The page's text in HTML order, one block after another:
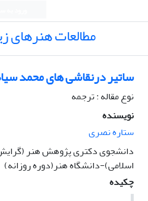
مطالعات هنرهای
ساتیر درنقاشی های محمد
نوع مقاله : ترجمه
نویسنده
ستاره نصری
دانشجوی دکتری پژوهش هنر (گرایش
اسلامی)-دانشگاه هنر(دوره روزانه)
چکیده